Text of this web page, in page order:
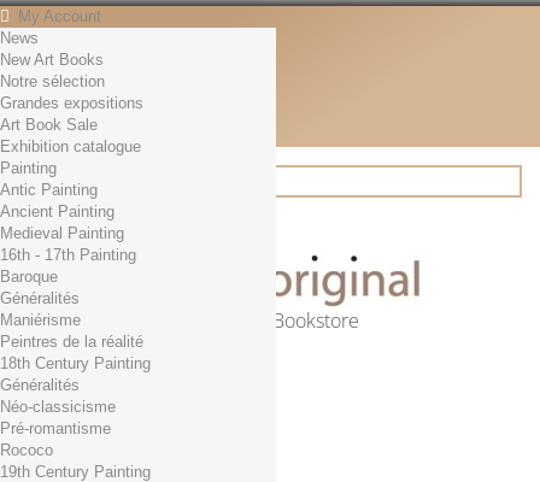
My Account
Contact
English
English
Français
News
Search
Online Art Bookstore
Cart (empty)
No products
Free shipping!
0,00 € Total
Check out
News
New Art Books
Notre sélection
Grandes expositions
Art Book Sale
Exhibition catalogue
Painting
Antic Painting
Ancient Painting
Medieval Painting
16th - 17th Painting
Baroque
Généralités
Maniérisme
Peintres de la réalité
18th Century Painting
Généralités
Néo-classicisme
Pré-romantisme
Rococo
19th Century Painting